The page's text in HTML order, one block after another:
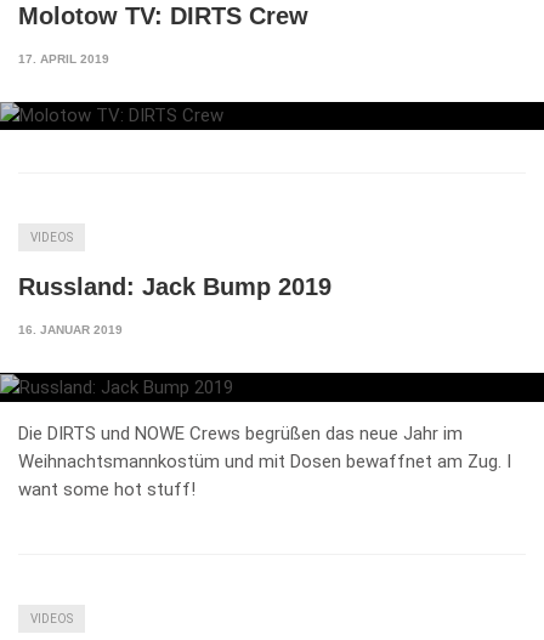
Molotow TV: DIRTS Crew
17. APRIL 2019
VIDEOS
Russland: Jack Bump 2019
16. JANUAR 2019
Die DIRTS und NOWE Crews begrüßen das neue Jahr im
Weihnachtsmannkostüm und mit Dosen bewaffnet am Zug. I
want some hot stuff!
VIDEOS